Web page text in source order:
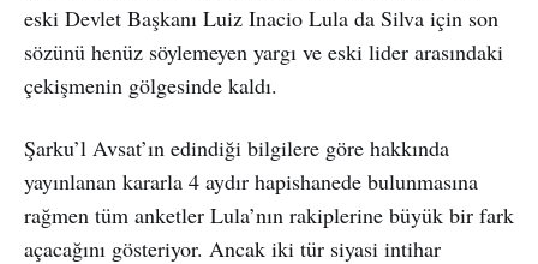
eski Devlet Başkanı Luiz Inacio Lula da Silva için son
sözünü henüz söylemeyen yargı ve eski lider arasındaki
çekişmenin gölgesinde kaldı.
Şarku’l Avsat’ın edindiği bilgilere göre hakkında
yayınlanan kararla 4 aydır hapishanede bulunmasına
rağmen tüm anketler Lula’nın rakiplerine büyük bir fark
açacağını gösteriyor. Ancak iki tür siyasi intihar